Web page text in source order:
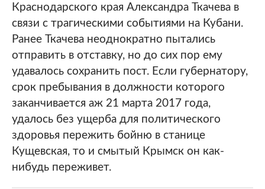
Краснодарского края Александра Ткачева в
связи с трагическими событиями на Кубани.
Ранее Ткачева неоднократно пытались
отправить в отставку, но до сих пор ему
удавалось сохранить пост. Если губернатору,
срок пребывания в должности которого
заканчивается аж 21 марта 2017 года,
удалось без ущерба для политического
здоровья пережить бойню в станице
Кущевская, то и смытый Крымск он как-
нибудь переживет.